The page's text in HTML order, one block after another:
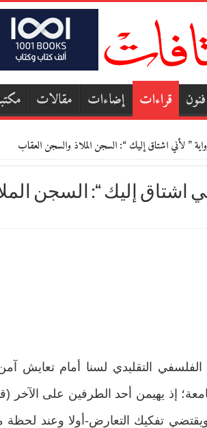
فنون قراءات إضاءات مقالات
” لأني اشتاق إليك “: السجن الملاذ والسجن العقاب
اشتاق إليك “: السجن
التقليدي لسنا أمام تعايش
قامعة؛ إذ يهيمن أحد الطرفين على الآخر
تفكيك التعارض-أولا وعند لحظة